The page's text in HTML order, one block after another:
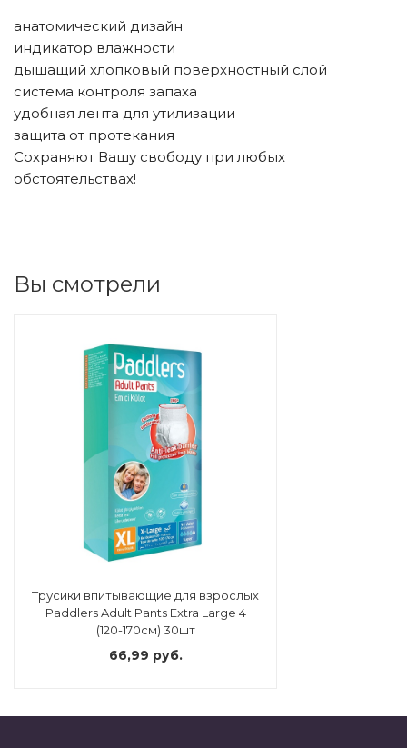
анатомический дизайн
индикатор влажности
дышащий хлопковый поверхностный слой
система контроля запаха
удобная лента для утилизации
защита от протекания
Сохраняют Вашу свободу при любых
обстоятельствах!
Вы смотрели
Трусики впитывающие для взрослых
Paddlers Adult Pants Extra Large 4
(120-170см) 30шт
66,99 руб.